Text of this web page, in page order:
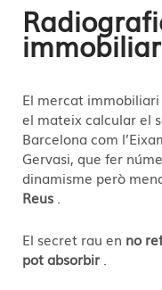
El mercat
el mateix calcular el
Barcelona com
Gervasi, que fer
dinamisme però
Reus .
El secret rau en no
pot absorbir .